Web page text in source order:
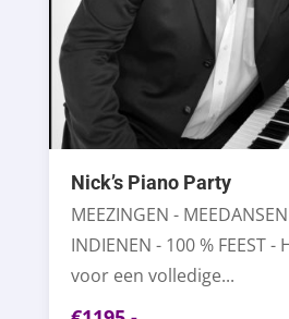
Nick’s Piano Party
MEEZINGEN - MEEDANSEN
INDIENEN - 100 % FEEST
voor een volledige...